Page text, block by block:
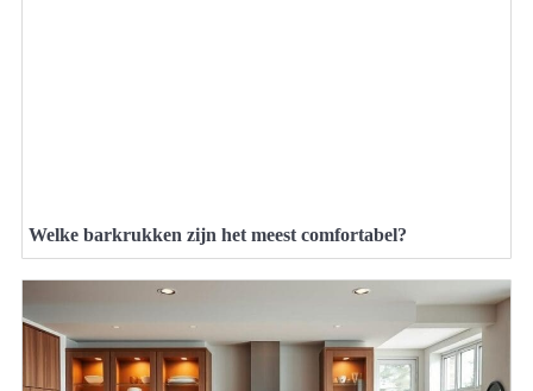
Welke barkrukken zijn het meest comfortabel?